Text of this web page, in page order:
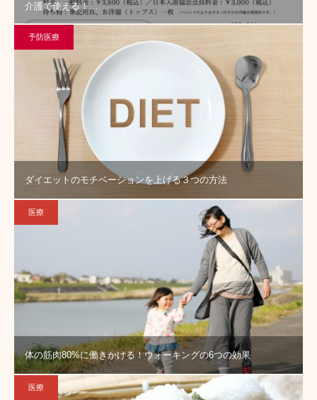
介護で使える！…
予防医療
ダイエットのモチベーションを上げる３つの方法
医療
体の筋肉80%に働きかける！ウォーキングの6つの効果
医療